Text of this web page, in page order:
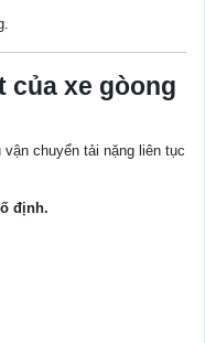
của xe gòong
chuyển tải nặng liên tục
định.